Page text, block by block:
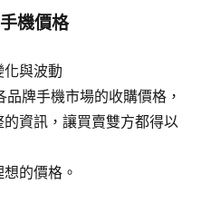
機價格
與波動
牌手機市場的收購價格，
資訊，讓買賣雙方都得以
的價格。